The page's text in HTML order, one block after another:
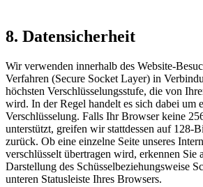
8. Datensicherheit
Wir verwenden innerhalb des Website-
Verfahren (Secure Socket Layer) in
höchsten Verschlüsselungsstufe, die von
wird. In der Regel handelt es sich dabei um
Verschlüsselung. Falls Ihr Browser keine
unterstützt, greifen wir stattdessen auf 128-
zurück. Ob eine einzelne Seite unseres
verschlüsselt übertragen wird, erkennen Sie
Darstellung des Schüsselbeziehungsweise
unteren Statusleiste Ihres Browsers.